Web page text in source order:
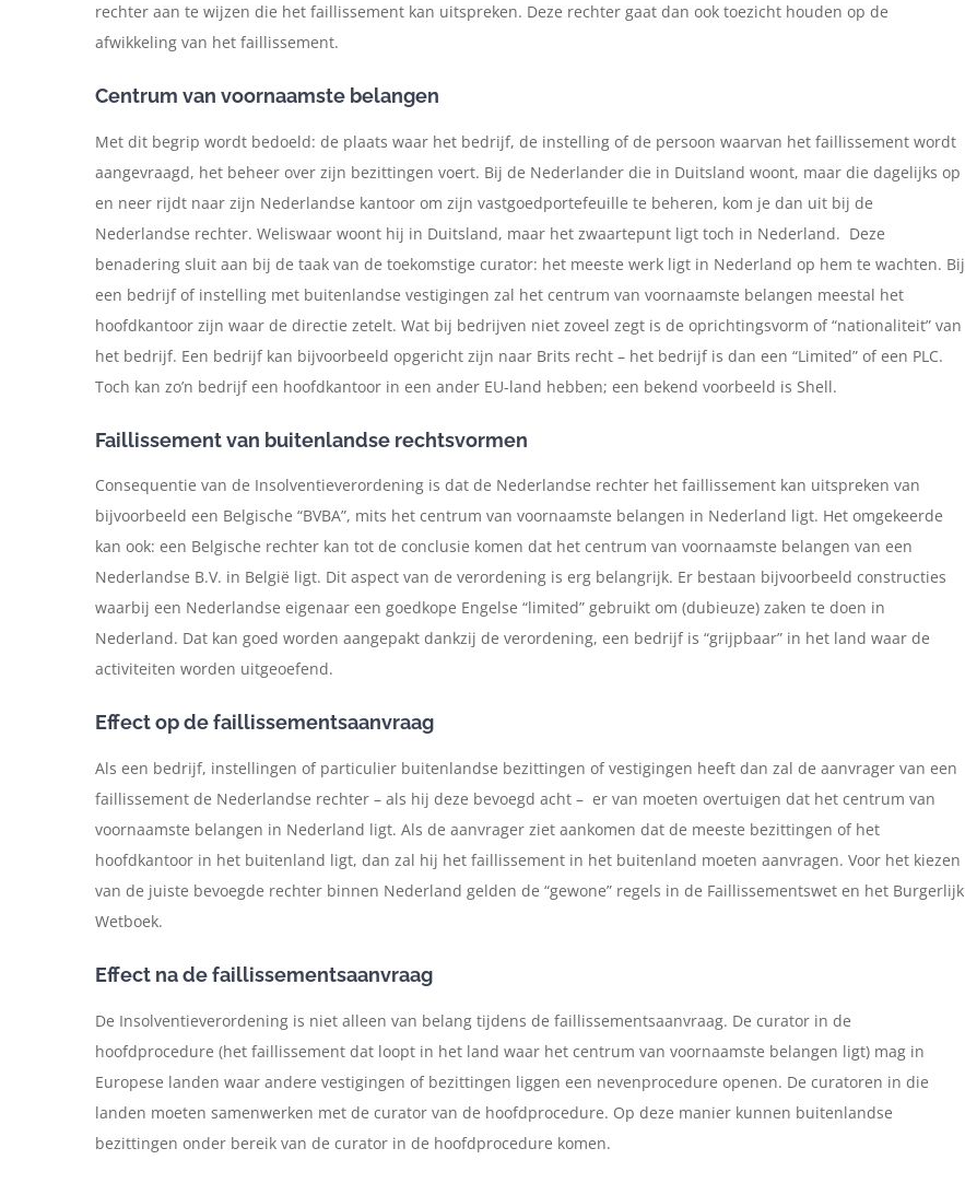
rechter aan te wijzen die het faillissement kan uitspreken. Deze rechter gaat dan ook toezicht houden op de
afwikkeling van het faillissement.
Centrum van voornaamste belangen
Met dit begrip wordt bedoeld: de plaats waar het bedrijf, de instelling of de persoon waarvan het faillissement wordt
aangevraagd, het beheer over zijn bezittingen voert. Bij de Nederlander die in Duitsland woont, maar die dagelijks op
en neer rijdt naar zijn Nederlandse kantoor om zijn vastgoedportefeuille te beheren, kom je dan uit bij de
Nederlandse rechter. Weliswaar woont hij in Duitsland, maar het zwaartepunt ligt toch in Nederland. Deze
benadering sluit aan bij de taak van de toekomstige curator: het meeste werk ligt in Nederland op hem te wachten. Bij
een bedrijf of instelling met buitenlandse vestigingen zal het centrum van voornaamste belangen meestal het
hoofdkantoor zijn waar de directie zetelt. Wat bij bedrijven niet zoveel zegt is de oprichtingsvorm of “nationaliteit” van
het bedrijf. Een bedrijf kan bijvoorbeeld opgericht zijn naar Brits recht – het bedrijf is dan een “Limited” of een PLC.
Toch kan zo’n bedrijf een hoofdkantoor in een ander EU-land hebben; een bekend voorbeeld is Shell.
Faillissement van buitenlandse rechtsvormen
Consequentie van de Insolventieverordening is dat de Nederlandse rechter het faillissement kan uitspreken van
bijvoorbeeld een Belgische “BVBA”, mits het centrum van voornaamste belangen in Nederland ligt. Het omgekeerde
kan ook: een Belgische rechter kan tot de conclusie komen dat het centrum van voornaamste belangen van een
Nederlandse B.V. in België ligt. Dit aspect van de verordening is erg belangrijk. Er bestaan bijvoorbeeld constructies
waarbij een Nederlandse eigenaar een goedkope Engelse “limited” gebruikt om (dubieuze) zaken te doen in
Nederland. Dat kan goed worden aangepakt dankzij de verordening, een bedrijf is “grijpbaar” in het land waar de
activiteiten worden uitgeoefend.
Effect op de faillissementsaanvraag
Als een bedrijf, instellingen of particulier buitenlandse bezittingen of vestigingen heeft dan zal de aanvrager van een
faillissement de Nederlandse rechter – als hij deze bevoegd acht – er van moeten overtuigen dat het centrum van
voornaamste belangen in Nederland ligt. Als de aanvrager ziet aankomen dat de meeste bezittingen of het
hoofdkantoor in het buitenland ligt, dan zal hij het faillissement in het buitenland moeten aanvragen. Voor het kiezen
van de juiste bevoegde rechter binnen Nederland gelden de “gewone” regels in de Faillissementswet en het Burgerlijk
Wetboek.
Effect na de faillissementsaanvraag
De Insolventieverordening is niet alleen van belang tijdens de faillissementsaanvraag. De curator in de
hoofdprocedure (het faillissement dat loopt in het land waar het centrum van voornaamste belangen ligt) mag in
Europese landen waar andere vestigingen of bezittingen liggen een nevenprocedure openen. De curatoren in die
landen moeten samenwerken met de curator van de hoofdprocedure. Op deze manier kunnen buitenlandse
bezittingen onder bereik van de curator in de hoofdprocedure komen.